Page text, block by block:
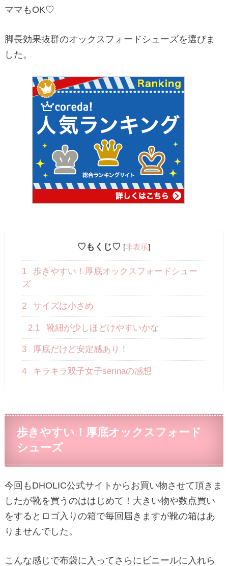
ママもOK♡
脚長効果抜群のオックスフォードシューズを選びま
した。
♡もくじ♡ [非表示]
1
歩きやすい！厚底オックスフォードシュー
ズ
2 サイズは小さめ
2.1 靴紐が少しほどけやすいかな
3 厚底だけど安定感あり！
4 キラキラ双子女子serinaの感想
歩きやすい！厚底オックスフォード
シューズ
今回もDHOLIC公式サイトからお買い物させて頂きま
したが靴を買うのははじめて！大きい物や数点買い
をするとロゴ入りの箱で毎回届きますが靴の箱はあ
りませんでした。
こんな感じで布袋に入ってさらにビニールに入れら